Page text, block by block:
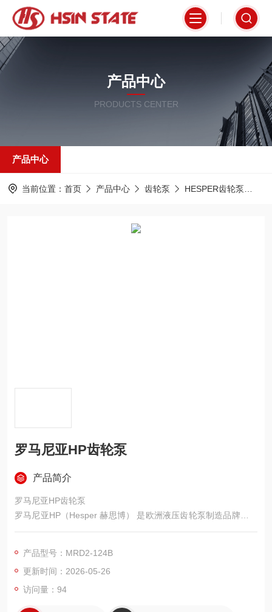
产品中心
PRODUCTS CENTER
产品中心
当前位置： 首页 产品中心 齿轮泵 HESPER齿轮泵
罗马尼亚HP齿轮泵
产品简介
罗马尼亚HP齿轮泵
罗马尼亚HP（Hesper 赫思博） 是欧洲液压齿轮泵制造品牌，依
托成熟工艺与高压技术，产品对标国际品牌，凭借高压耐用、低
程机械、农机、车载液压等领域，也是市面主流进口齿轮泵替代
选型热门款。
产品型号：MRD2-124B
更新时间：2026-05-26
访问量：94